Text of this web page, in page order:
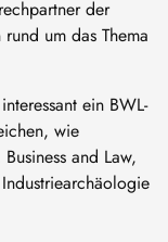
der
um das Thema
ein BWL-
wie
and Law,